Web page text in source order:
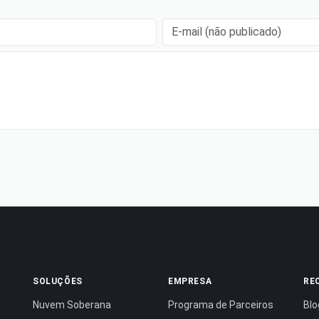
E-mail (não publicado)
SOLUÇÕES
Nuvem Soberana
EMPRESA
Programa de Parceiros